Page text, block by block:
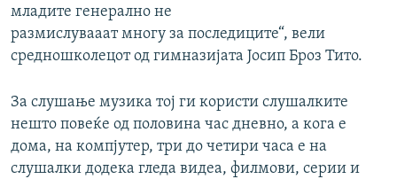
младите генерално не
размислувааат многу за последиците“, вели
средношколецот од гимназијата Јосип Броз Тито.
За слушање музика тој ги користи слушалките
нешто повеќе од половина час дневно, а кога е
дома, на компјутер, три до четири часа е на
слушалки додека гледа видеа, филмови, серии и